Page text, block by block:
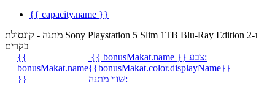
{{ capacity.name }}
מתנה - קונסולת Sony Playstation 5 Slim 1TB Blu-Ray Edition ו-2
בקרים
{{
bonusMakat.name
}}
{{ bonusMakat.name }}
צבע:
{{bonusMakat.color.displayName}}
שווי מתנה: